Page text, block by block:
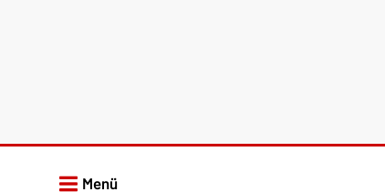
Menü